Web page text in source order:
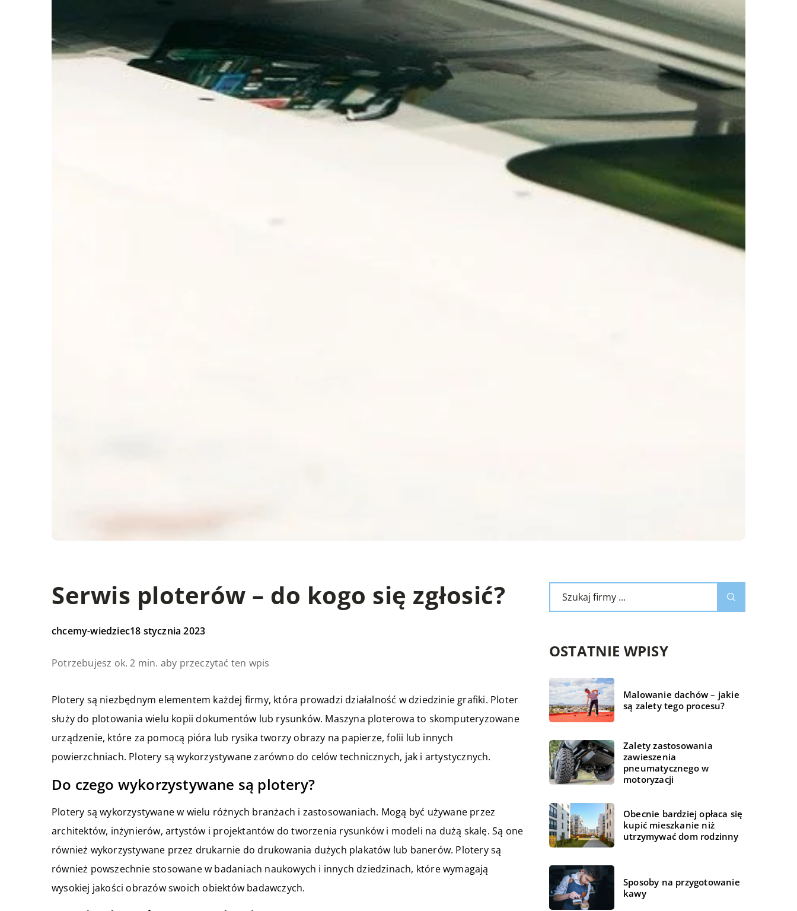
Serwis ploterów – do kogo się zgłosić?
chcemy-wiedziec18 stycznia 2023
Potrzebujesz ok. 2 min. aby przeczytać ten wpis
Plotery są niezbędnym elementem każdej firmy, która prowadzi działalność w dziedzinie grafiki. Ploter
służy do plotowania wielu kopii dokumentów lub rysunków. Maszyna ploterowa to skomputeryzowane
urządzenie, które za pomocą pióra lub rysika tworzy obrazy na papierze, folii lub innych
powierzchniach. Plotery są wykorzystywane zarówno do celów technicznych, jak i artystycznych.
Do czego wykorzystywane są plotery?
Plotery są wykorzystywane w wielu różnych branżach i zastosowaniach. Mogą być używane przez
architektów, inżynierów, artystów i projektantów do tworzenia rysunków i modeli na dużą skalę. Są one
również wykorzystywane przez drukarnie do drukowania dużych plakatów lub banerów. Plotery są
również powszechnie stosowane w badaniach naukowych i innych dziedzinach, które wymagają
wysokiej jakości obrazów swoich obiektów badawczych.
OSTATNIE WPISY
Malowanie dachów – jakie
są zalety tego procesu?
Zalety zastosowania
zawieszenia
pneumatycznego w
motoryzacji
Obecnie bardziej opłaca się
kupić mieszkanie niż
utrzymywać dom rodzinny
Sposoby na przygotowanie
kawy